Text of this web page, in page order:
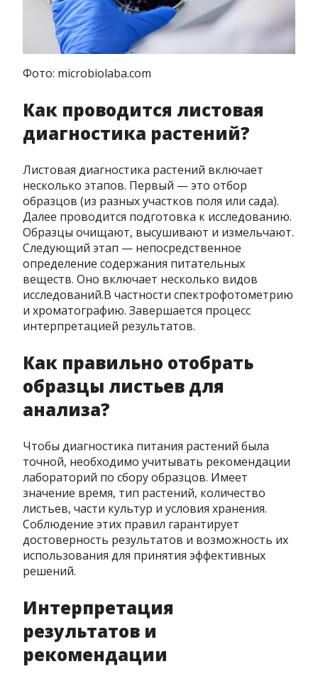
Фото: microbiolaba.com
Как проводится листовая
диагностика растений?
Листовая диагностика растений включает
несколько этапов. Первый — это отбор
образцов (из разных участков поля или сада).
Далее проводится подготовка к исследованию.
Образцы очищают, высушивают и измельчают.
Следующий этап — непосредственное
определение содержания питательных
веществ. Оно включает несколько видов
исследований.В частности спектрофотометрию
и хроматографию. Завершается процесс
интерпретацией результатов.
Как правильно отобрать
образцы листьев для
анализа?
Чтобы диагностика питания растений была
точной, необходимо учитывать рекомендации
лабораторий по сбору образцов. Имеет
значение время, тип растений, количество
листьев, части культур и условия хранения.
Соблюдение этих правил гарантирует
достоверность результатов и возможность их
использования для принятия эффективных
решений.
Интерпретация
результатов и
рекомендации